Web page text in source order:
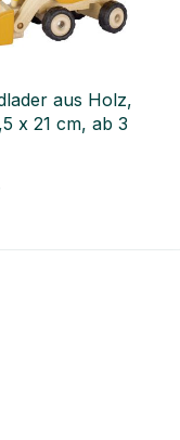
aus Holz,
x 21 cm, ab 3